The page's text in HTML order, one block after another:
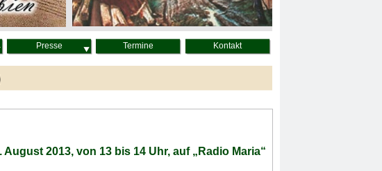
Presse Termine Kontakt
2013, von 13 bis 14 Uhr, auf „Radio Maria“